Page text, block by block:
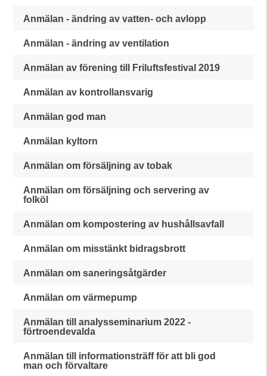
Anmälan - ändring av vatten- och avlopp
Anmälan - ändring av ventilation
Anmälan av förening till Friluftsfestival 2019
Anmälan av kontrollansvarig
Anmälan god man
Anmälan kyltorn
Anmälan om försäljning av tobak
Anmälan om försäljning och servering av
folköl
Anmälan om kompostering av hushållsavfall
Anmälan om misstänkt bidragsbrott
Anmälan om saneringsåtgärder
Anmälan om värmepump
Anmälan till analysseminarium 2022 -
förtroendevalda
Anmälan till informationsträff för att bli god
man och förvaltare